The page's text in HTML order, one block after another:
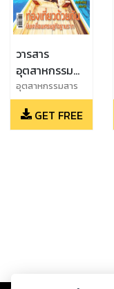
วารสาร
อุตสาหกรรม
สาร
อุตสาหกรรมสาร
GET FREE